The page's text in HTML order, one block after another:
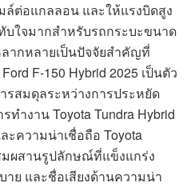
ล์ต่อแกลลอน และให้แรงบิดสูง
บใจมากสำหรับรถกระบะขนาด
ากหลายเป็นปัจจัยสำคัญที่
F-150 Hybrid 2025 เป็นตัว
สมดุลระหว่างการประหยัด
ำงาน Toyota Tundra Hybrid
ะความน่าเชื่อถือ Toyota
มผสานรูปลักษณ์ที่แข็งแกร่ง
ย และชื่อเสียงด้านความน่า